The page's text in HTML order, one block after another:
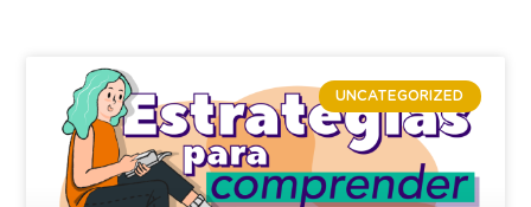
UNCATEGORIZED